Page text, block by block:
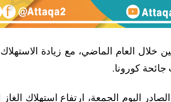
خلال العام الماضي، مع زيادة
جائحة كورونا.
اليوم الجمعة، ارتفاع استهلاك